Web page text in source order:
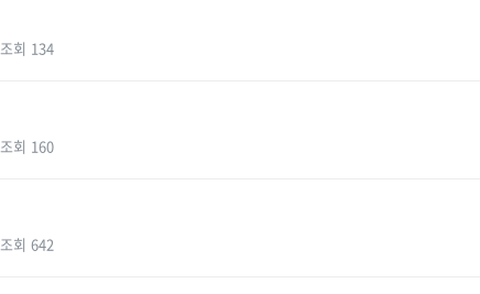
조회 134
조회 160
조회 642